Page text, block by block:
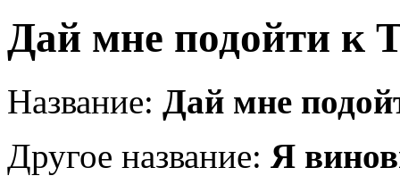
Дай мне подойти к
Название: Дай мне
Другое название: Я